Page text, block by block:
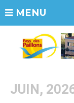
MENU
JUIN,